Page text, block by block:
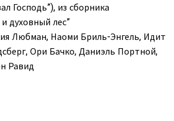
Господь”), из сборника
духовный лес”
Любман, Наоми Бриль-Энгель, Идит
Ори Бачко, Даниэль Портной,
Равид